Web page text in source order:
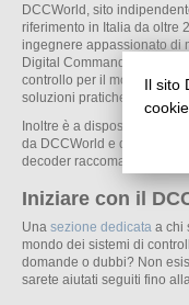
DCCWorld, sito
riferimento in Italia da oltre
ingegnere appassionato di
Digital Command Control
controllo per il modellismo,
soluzioni pratiche per tutti
Inoltre è a disposizione di
da DCCWorld e dai suoi
decoder raccomandato.
Iniziare con il
Una sezione dedicata a chi
mondo dei sistemi di
domande o dubbi? Non
sarete aiutati seguiti fino
Il sito